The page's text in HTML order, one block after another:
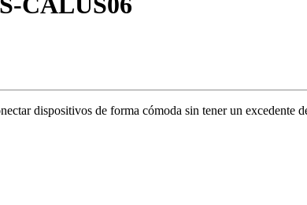
dispositivos de forma cómoda sin tener un excedente